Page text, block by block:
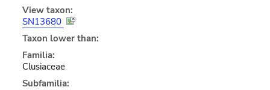
View taxon:
SN13680
Taxon lower than:
Familia:
Clusiaceae
Subfamilia: